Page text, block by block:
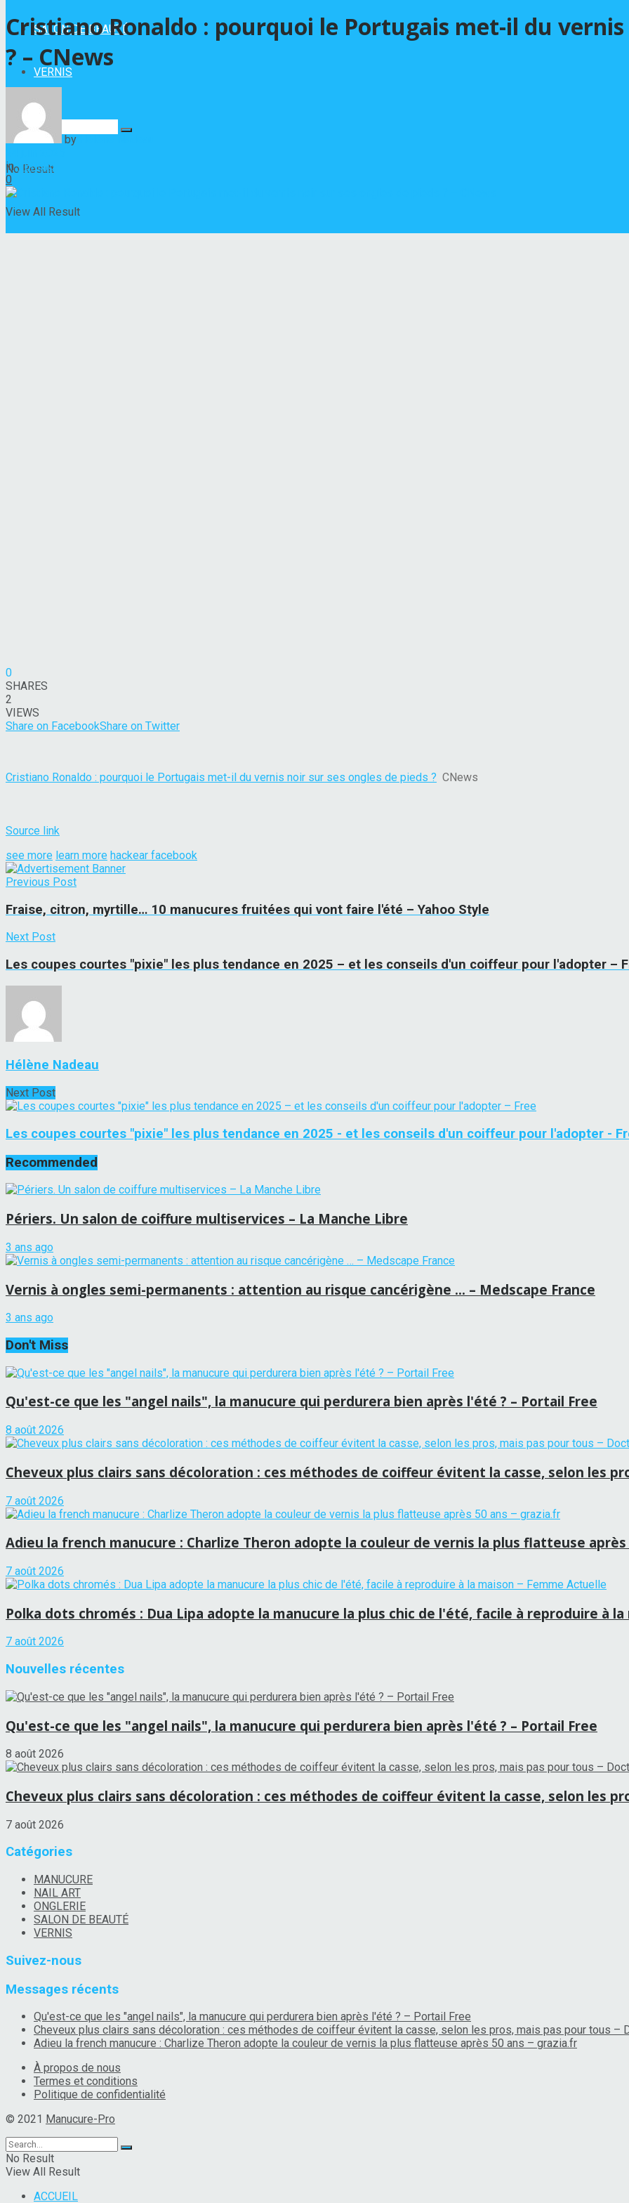
SALON DE BEAUTÉ
VERNIS
No Result
View All Result
Cristiano Ronaldo : pourquoi le Portugais met-il du vernis
? – CNews
by
in VERNIS
0
0
SHARES
2
VIEWS
Share on FacebookShare on Twitter
Cristiano Ronaldo : pourquoi le Portugais met-il du vernis noir sur ses ongles de pieds ? CNews
Source link
see more learn more hackear facebook
Previous Post
Fraise, citron, myrtille… 10 manucures fruitées qui vont faire l'été – Yahoo Style
Next Post
Les coupes courtes "pixie" les plus tendance en 2025 – et les conseils d'un coiffeur pour l'adopter –
Hélène Nadeau
Next Post
Les coupes courtes "pixie" les plus tendance en 2025 - et les conseils d'un coiffeur pour l'adopter -
Recommended
Périers. Un salon de coiffure multiservices – La Manche Libre
3 ans ago
Vernis à ongles semi-permanents : attention au risque cancérigène … – Medscape France
3 ans ago
Don't Miss
Qu'est-ce que les "angel nails", la manucure qui perdurera bien après l'été ? – Portail Free
8 août 2026
Cheveux plus clairs sans décoloration : ces méthodes de coiffeur évitent la casse, selon les
7 août 2026
Adieu la french manucure : Charlize Theron adopte la couleur de vernis la plus flatteuse après
7 août 2026
Polka dots chromés : Dua Lipa adopte la manucure la plus chic de l'été, facile à reproduire à
7 août 2026
Nouvelles récentes
Qu'est-ce que les "angel nails", la manucure qui perdurera bien après l'été ? – Portail Free
8 août 2026
Cheveux plus clairs sans décoloration : ces méthodes de coiffeur évitent la casse, selon les
7 août 2026
Catégories
MANUCURE
NAIL ART
ONGLERIE
SALON DE BEAUTÉ
VERNIS
Suivez-nous
Messages récents
Qu'est-ce que les "angel nails", la manucure qui perdurera bien après l'été ? – Portail Free
Cheveux plus clairs sans décoloration : ces méthodes de coiffeur évitent la casse, selon les pros, mais pas pour tous –
Adieu la french manucure : Charlize Theron adopte la couleur de vernis la plus flatteuse après 50 ans – grazia.fr
À propos de nous
Termes et conditions
Politique de confidentialité
© 2021 Manucure-Pro
No Result
View All Result
ACCUEIL